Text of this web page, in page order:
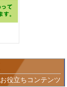
お役立ちコンテンツ